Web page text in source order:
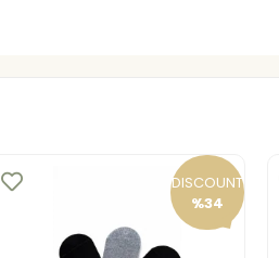
DISCOUNT
%34